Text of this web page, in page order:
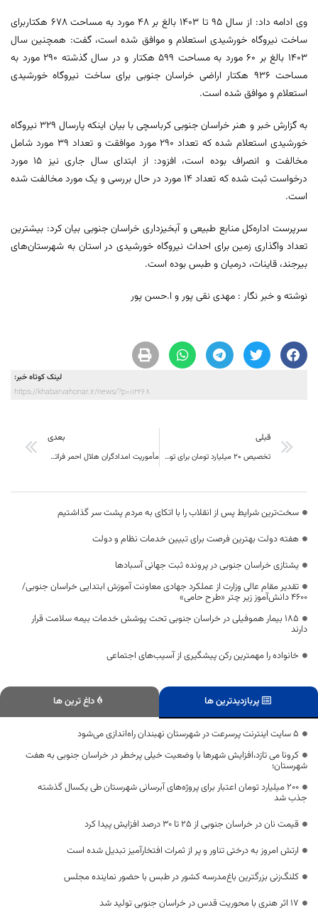
وی ادامه داد: از سال ۹۵ تا ۱۴۰۳ بالغ بر ۴۸ مورد به مساحت ۶۷۸ هکتاربرای
ساخت نیروگاه خورشیدی استعلام و موافق شده است، گفت: همچنین سال
۱۴۰۳ بالغ بر ۶۰ مورد به مساحت ۵۹۹ هکتار و در سال گذشته ۲۹۰ مورد به
مساحت ۹۳۶ هکتار اراضی خراسان جنوبی برای ساخت نیروگاه خورشیدی
استعلام و موافق شده است.
به گزارش خبر و هنر خراسان جنوبی کرباسچی با بیان اینکه پارسال ۳۲۹ نیروگاه
خورشیدی استعلام شده که تعداد ۲۹۰ مورد موافقت و تعداد ۳۹ مورد شامل
مخالفت و انصراف بوده است، افزود: از ابتدای سال جاری نیز ۱۵ مورد
درخواست ثبت شده که تعداد ۱۴ مورد در حال بررسی و یک مورد مخالفت شده
است.
سرپرست اداره‌کل منابع طبیعی و آبخیزداری خراسان جنوبی بیان کرد: بیشترین
تعداد واگذاری زمین برای احداث نیروگاه خورشیدی در استان به شهرستان‌های
بیرجند، قاینات، درمیان و طبس بوده است.
نوشته و خبر نگار : مهدی نقی پور و ا.حسن پور
لینک کوتاه خبر:
https://khabarvahonar.ir/news/?p=112268
قبلی
تخصیص ۲۰ میلیارد تومان برای توسعه زیرساخت‌های کتابخانه‌ای در شهرستان قاینات
بعدی
مأموریت امدادگران هلال احمر فراتر از یک شغل است
سخت‌ترین شرایط پس از انقلاب را با اتکای به مردم پشت سر گذاشتیم
هفته دولت بهترین فرصت برای تبیین خدمات نظام و دولت
یشتازی خراسان جنوبی در پرونده ثبت جهانی آسبادها
تقدیر مقام عالی وزارت از عملکرد جهادی معاونت آموزش ابتدایی خراسان جنوبی/
۴۶۰۰ دانش‌آموز زیر چتر «طرح حامی»
۱۸۵ بیمار هموفیلی در خراسان جنوبی تحت پوشش خدمات بیمه سلامت قرار
دارند
خانواده را مهمترین رکن پیشگیری از آسیب‌های اجتماعی
پربازدیدترین ها داغ ترین ها
۵ سایت اینترنت پرسرعت در شهرستان نهبندان راه‌اندازی می‌شود
کرونا می تازد،افزایش شهرها با وضعیت خیلی پرخطر در خراسان جنوبی به هفت
شهرستان؛
۲۰۰ میلیارد تومان اعتبار برای پروژه‌های آبرسانی شهرستان طی یکسال گذشته
جذب شد
قیمت نان در خراسان جنوبی از ۲۵ تا ۳۰ درصد افزایش پیدا کرد
ارتش امروز به درختی تناور و پر از ثمرات افتخارآمیز تبدیل شده است
کلنگ‌زنی بزرگترین باغ‌مدرسه کشور در طبس با حضور نماینده مجلس
۱۷ اثر هنری با محوریت قدس در خراسان جنوبی تولید شد